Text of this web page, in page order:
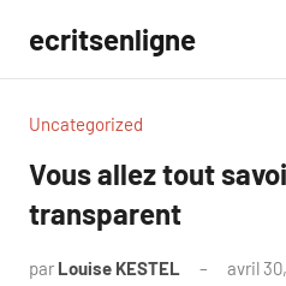
contenu
ecritsenligne
Uncategorized
Vous allez tout
transparent
par Louise KESTEL avril